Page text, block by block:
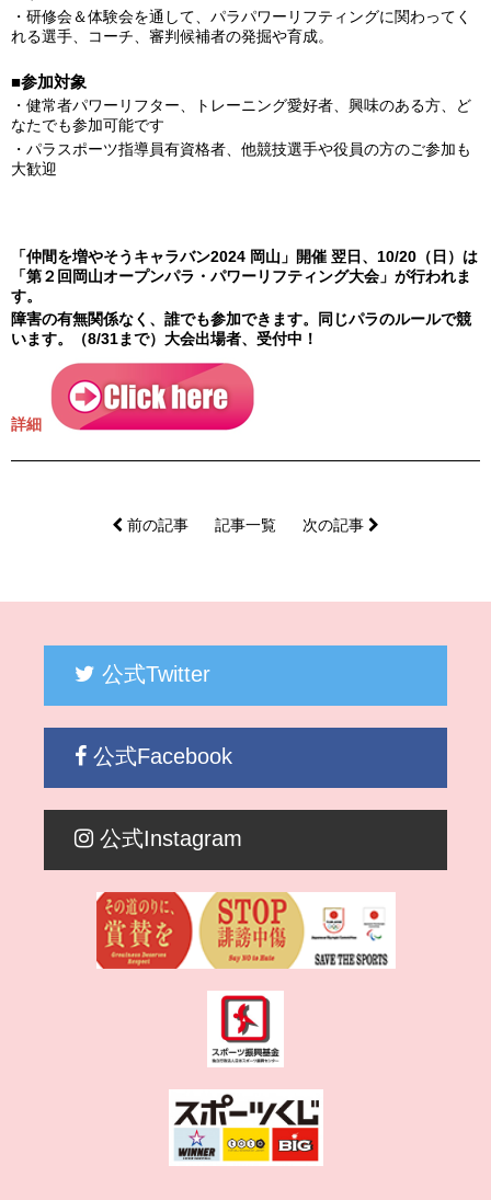
・研修会＆体験会を通して、パラパワーリフティングに関わってく
れる選手、コーチ、審判候補者の発掘や育成。
■参加対象
・健常者パワーリフター、トレーニング愛好者、興味のある方、ど
なたでも参加可能です
・パラスポーツ指導員有資格者、他競技選手や役員の方のご参加も
大歓迎
「仲間を増やそうキャラバン2024 岡山」開催 翌日、10/20（日）は
「第２回岡山オープンパラ・パワーリフティング大会」が行われま
す。
障害の有無関係なく、誰でも参加できます。同じパラのルールで競
います。（8/31まで）大会出場者、受付中！
詳細
前の記事 記事一覧 次の記事
公式Twitter
公式Facebook
公式Instagram